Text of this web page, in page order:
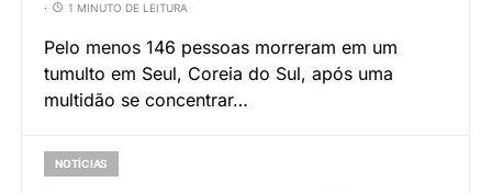
1 MINUTO DE LEITURA
Pelo menos 146 pessoas morreram em um
tumulto em Seul, Coreia do Sul, após uma
multidão se concentrar…
NOTÍCIAS